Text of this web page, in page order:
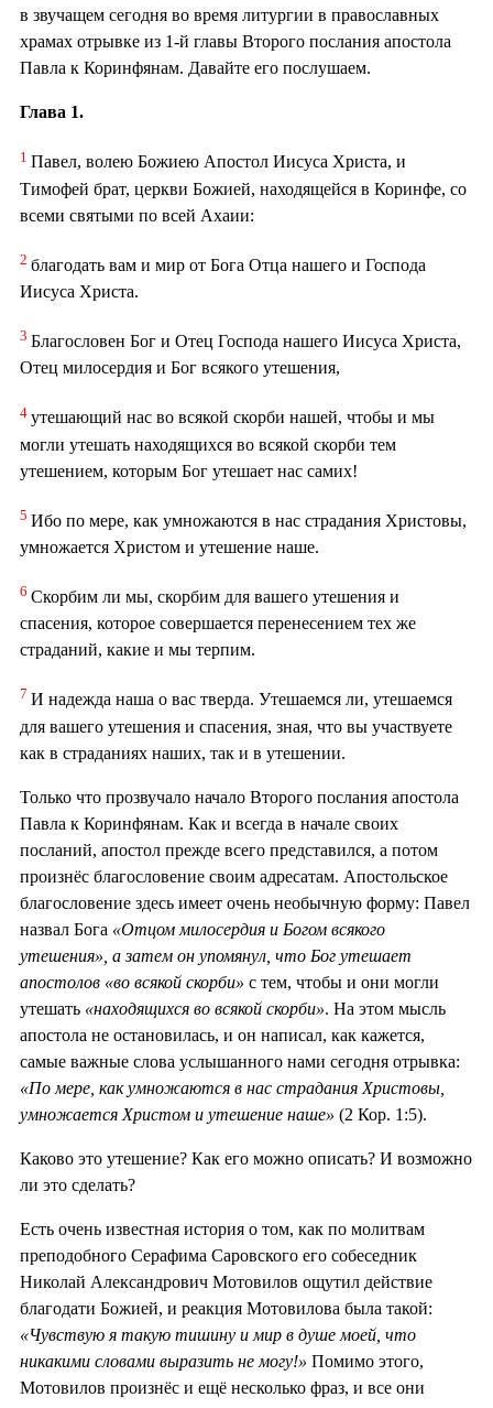
в звучащем сегодня во время литургии в православных
храмах отрывке из 1-й главы Второго послания апостола
Павла к Коринфянам. Давайте его послушаем.
Глава 1.
1 Павел, волею Божиею Апостол Иисуса Христа, и
Тимофей брат, церкви Божией, находящейся в Коринфе, со
всеми святыми по всей Ахаии:
2 благодать вам и мир от Бога Отца нашего и Господа
Иисуса Христа.
3 Благословен Бог и Отец Господа нашего Иисуса Христа,
Отец милосердия и Бог всякого утешения,
4 утешающий нас во всякой скорби нашей, чтобы и мы
могли утешать находящихся во всякой скорби тем
утешением, которым Бог утешает нас самих!
5 Ибо по мере, как умножаются в нас страдания Христовы,
умножается Христом и утешение наше.
6 Скорбим ли мы, скорбим для вашего утешения и
спасения, которое совершается перенесением тех же
страданий, какие и мы терпим.
7 И надежда наша о вас тверда. Утешаемся ли, утешаемся
для вашего утешения и спасения, зная, что вы участвуете
как в страданиях наших, так и в утешении.
Только что прозвучало начало Второго послания апостола
Павла к Коринфянам. Как и всегда в начале своих
посланий, апостол прежде всего представился, а потом
произнёс благословение своим адресатам. Апостольское
благословение здесь имеет очень необычную форму: Павел
назвал Бога «Отцом милосердия и Богом всякого
утешения», а затем он упомянул, что Бог утешает
апостолов «во всякой скорби» с тем, чтобы и они могли
утешать «находящихся во всякой скорби». На этом мысль
апостола не остановилась, и он написал, как кажется,
самые важные слова услышанного нами сегодня отрывка:
«По мере, как умножаются в нас страдания Христовы,
умножается Христом и утешение наше» (2 Кор. 1:5).
Каково это утешение? Как его можно описать? И возможно
ли это сделать?
Есть очень известная история о том, как по молитвам
преподобного Серафима Саровского его собеседник
Николай Александрович Мотовилов ощутил действие
благодати Божией, и реакция Мотовилова была такой:
«Чувствую я такую тишину и мир в душе моей, что
никакими словами выразить не могу!» Помимо этого,
Мотовилов произнёс и ещё несколько фраз, и все они